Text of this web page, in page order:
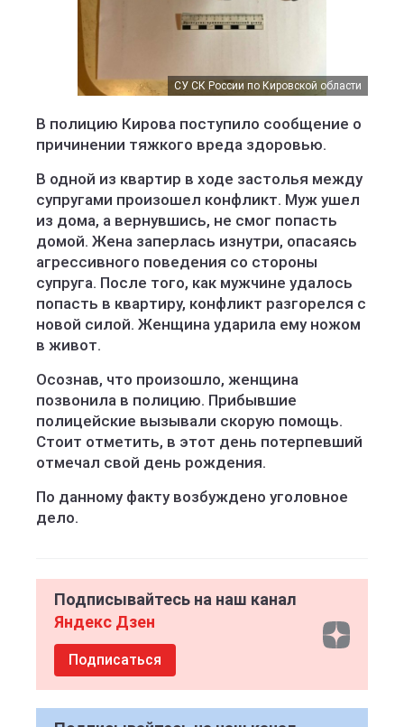
СУ СК России по Кировской области
В полицию Кирова поступило сообщение о
причинении тяжкого вреда здоровью.
В одной из квартир в ходе застолья между
супругами произошел конфликт. Муж ушел
из дома, а вернувшись, не смог попасть
домой. Жена заперлась изнутри, опасаясь
агрессивного поведения со стороны
супруга. После того, как мужчине удалось
попасть в квартиру, конфликт разгорелся с
новой силой. Женщина ударила ему ножом
в живот.
Осознав, что произошло, женщина
позвонила в полицию. Прибывшие
полицейские вызывали скорую помощь.
Стоит отметить, в этот день потерпевший
отмечал свой день рождения.
По данному факту возбуждено уголовное
дело.
Подписывайтесь на наш канал
Яндекс Дзен
Подписаться